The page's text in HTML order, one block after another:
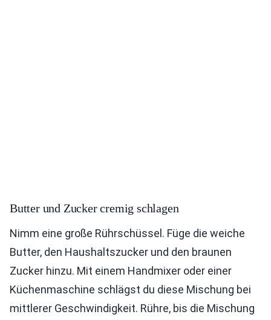
Butter und Zucker cremig schlagen
Nimm eine große Rührschüssel. Füge die weiche
Butter, den Haushaltszucker und den braunen
Zucker hinzu. Mit einem Handmixer oder einer
Küchenmaschine schlägst du diese Mischung bei
mittlerer Geschwindigkeit. Rühre, bis die Mischung